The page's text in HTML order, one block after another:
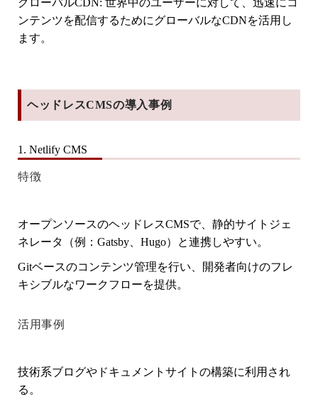
ンテンツを配信するためにグローバルなCDNを活用し
ます。
ヘッドレスCMSの導入事例
1. Netlify CMS
特徴
オープンソースのヘッドレスCMSで、静的サイトジェ
ネレータ（例：Gatsby、Hugo）と連携しやすい。
Gitベースのコンテンツ管理を行い、開発者向けのフレ
キシブルなワークフローを提供。
活用事例
技術系ブログやドキュメントサイトの構築に利用され
る。